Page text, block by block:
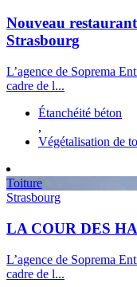
Nouveau
Strasbourg
L’agence de Soprema
cadre de l...
Étanchéité béton
,
Végétalisation de
Toiture
Strasbourg
LA COUR DES
L’agence de Soprema
cadre de l...